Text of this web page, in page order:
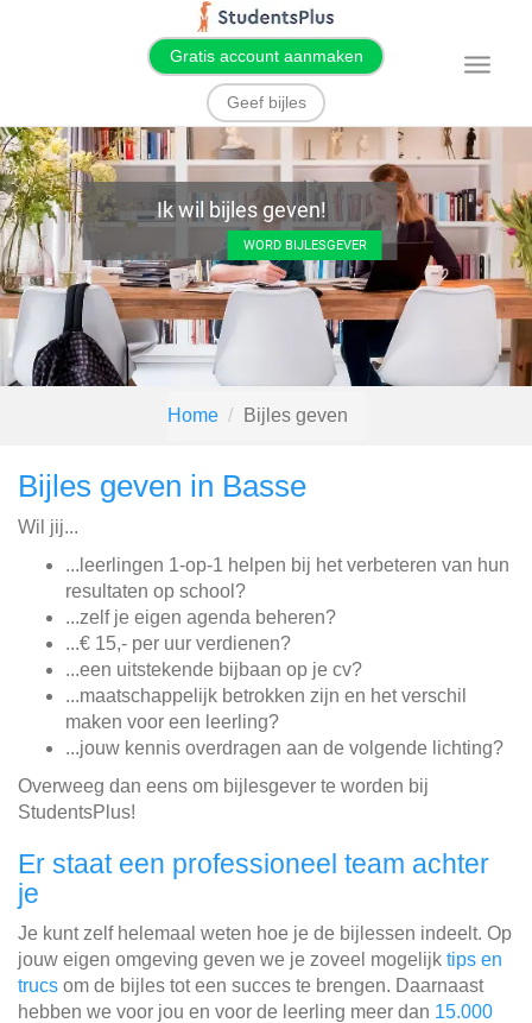
Gratis account aanmaken
Geef bijles
T
l
n
v
i
g
i
o
Ik wil bijles geven!
WORD BIJLESGEVER
Home Bijles geven
Bijles geven in Basse
Wil jij...
...leerlingen 1-op-1 helpen bij het verbeteren van hun
resultaten op school?
...zelf je eigen agenda beheren?
...€ 15,- per uur verdienen?
...een uitstekende bijbaan op je cv?
...maatschappelijk betrokken zijn en het verschil
maken voor een leerling?
...jouw kennis overdragen aan de volgende lichting?
Overweeg dan eens om bijlesgever te worden bij
StudentsPlus!
Er staat een professioneel team achter
je
Je kunt zelf helemaal weten hoe je de bijlessen indeelt. Op
jouw eigen omgeving geven we je zoveel mogelijk tips en
trucs om de bijles tot een succes te brengen. Daarnaast
hebben we voor jou en voor de leerling meer dan 15.000